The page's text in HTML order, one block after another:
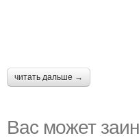
читать дальше →
Вас может